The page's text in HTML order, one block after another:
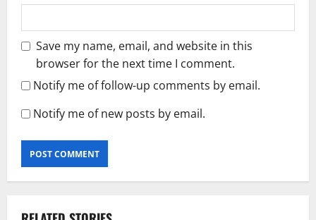
Save my name, email, and website in this
browser for the next time I comment.
Notify me of follow-up comments by email.
Notify me of new posts by email.